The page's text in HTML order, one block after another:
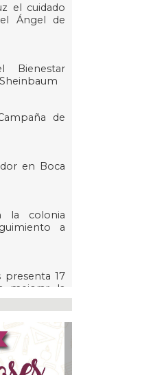
el cuidado
Ángel de
Bienestar
de
en Boca
la colonia
a
presenta 17
mejorar la
de